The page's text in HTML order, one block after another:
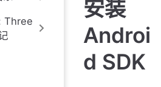
Three
安装
Androi
d SDK